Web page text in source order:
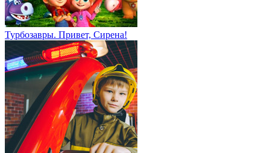
Турбозавры. Привет, Сирена!